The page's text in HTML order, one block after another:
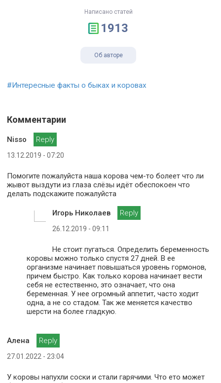
Написано статей
1913
Об авторе
#Интересные факты о быках и коровах
Комментарии
Nisso Reply
13.12.2019 - 07:20
Помогите пожалуйста наша корова чем-то болеет что ли
жывот выздути из глаза слёзы идёт обеспокоен что
делать подскажите пожалуйста
Игорь Николаев Reply
26.12.2019 - 09:11
Не стоит пугаться. Определить беременность
коровы можно только спустя 27 дней. В ее
организме начинает повышаться уровень гормонов,
причем быстро. Как только корова начинает вести
себя не естественно, это означает, что она
беременная. У нее огромный аппетит, часто ходит
одна, а не со стадом. Так же меняется качество
шерсти на более гладкую.
Алена Reply
27.01.2022 - 23:04
У коровы напухли соски и стали гарячими. Что ето может